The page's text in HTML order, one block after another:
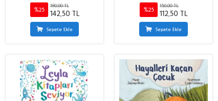
%25
190,00 TL
142,50 TL
Sepete Ekle
%25
150,00 TL
112,50 TL
Sepete Ekle